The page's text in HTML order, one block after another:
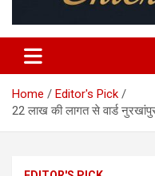
Khabar
Home
Editor's Pick
22 लाख की लागत से वार्ड नुरखांपुर